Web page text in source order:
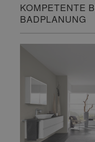
KOMPETENTE
BADPLANUNG